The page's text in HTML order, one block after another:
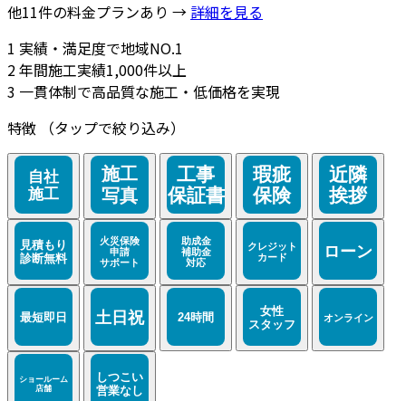
他11件の料金プランあり → 詳細を見る
1 実績・満足度で地域NO.1
2年間施工実績1,000件以上
3 一貫体制で高品質な施工・低価格を実現
特徴
（タップで絞り込み）